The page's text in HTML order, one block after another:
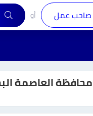
صاحب عمل أو